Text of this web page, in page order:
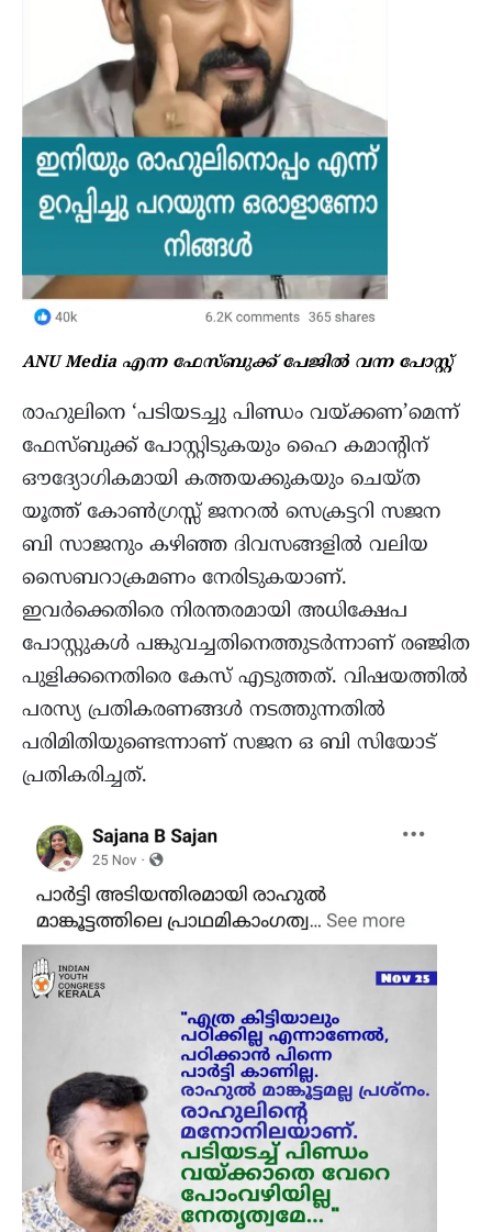
ANU Media എന്ന ഫേസ്ബുക്ക് പേജിൽ വന്ന പോസ്റ്റ്‌
രാഹുലിനെ ‘പടിയടച്ചു പിണ്ഡം വയ്ക്കണ’മെന്ന്
ഫേസ്ബുക്ക് പോസ്റ്റിടുകയും ഹൈ കമാന്റിന്
ഔദ്യോഗികമായി കത്തയക്കുകയും ചെയ്ത
യൂത്ത് കോൺഗ്രസ്സ് ജനറൽ സെക്രട്ടറി സജന
ബി സാജനും കഴിഞ്ഞ ദിവസങ്ങളിൽ വലിയ
സൈബറാക്രമണം നേരിടുകയാണ്.
ഇവർക്കെതിരെ നിരന്തരമായി അധിക്ഷേപ
പോസ്റ്റുകൾ പങ്കുവച്ചതിനെത്തുടർന്നാണ് രഞ്ജിത
പുളിക്കനെതിരെ കേസ് എടുത്തത്. വിഷയത്തിൽ
പരസ്യ പ്രതികരണങ്ങൾ നടത്തുന്നതിൽ
പരിമിതിയുണ്ടെന്നാണ് സജന ഒ ബി സിയോട്
പ്രതികരിച്ചത്.